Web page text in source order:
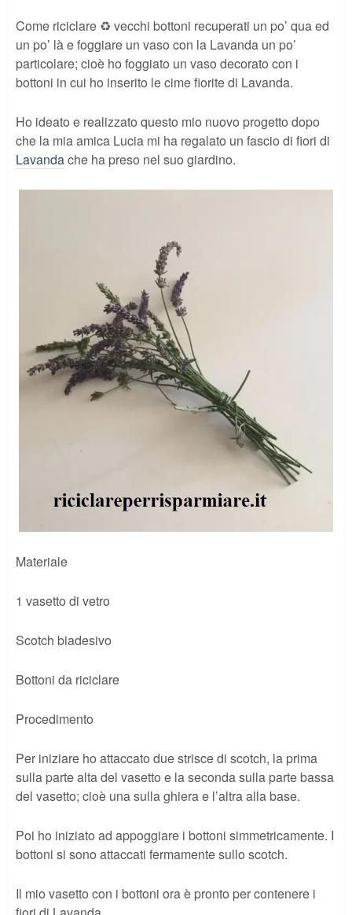
Come riciclare ♻ vecchi bottoni recuperati un po’ qua ed
un po’ là e foggiare un vaso con la Lavanda un po’
particolare; cioè ho foggiato un vaso decorato con i
bottoni in cui ho inserito le cime fiorite di Lavanda.
Ho ideato e realizzato questo mio nuovo progetto dopo
che la mia amica Lucia mi ha regalato un fascio di fiori di
Lavandache ha preso nel suo giardino.
Materiale
1 vasetto di vetro
Scotch biadesivo
Bottoni da riciclare
Procedimento
Per iniziare ho attaccato due strisce di scotch, la prima
sulla parte alta del vasetto e la seconda sulla parte bassa
del vasetto; cioè una sulla ghiera e l’altra alla base.
Poi ho iniziato ad appoggiare i bottoni simmetricamente. I
bottoni si sono attaccati fermamente sullo scotch.
Il mio vasetto con i bottoni ora è pronto per contenere i